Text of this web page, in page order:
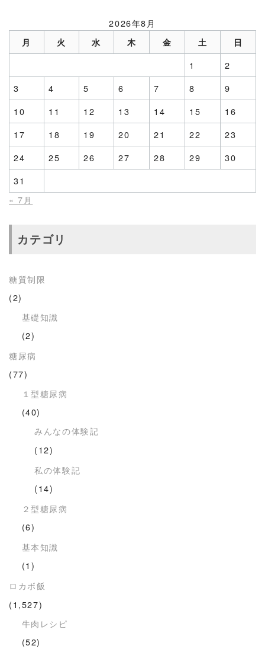
2026年8月
月 火 水 木 金 土 日
1
2
3
4 5 6 7 8
9
10
11 12 13 14 15
16
17
18 19 20 21 22
23
24
25 26 27 28 29
30
31
« 7月
カテゴリ
糖質制限
(2)
基礎知識
(2)
糖尿病
(77)
１型糖尿病
(40)
みんなの体験記
(12)
私の体験記
(14)
２型糖尿病
(6)
基本知識
(1)
ロカボ飯
(1,527)
牛肉レシピ
(52)